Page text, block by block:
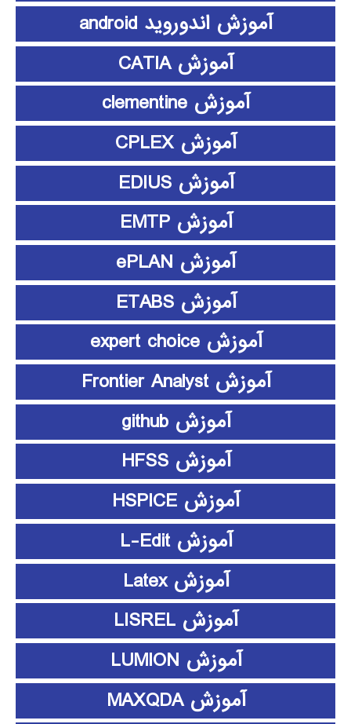
آموزش اندوروید android
آموزش CATIA
آموزش clementine
آموزش CPLEX
آموزش EDIUS
آموزش EMTP
آموزش ePLAN
آموزش ETABS
آموزش expert choice
آموزش Frontier Analyst
آموزش github
آموزش HFSS
آموزش HSPICE
آموزش L-Edit
آموزش Latex
آموزش LISREL
آموزش LUMION
آموزش MAXQDA